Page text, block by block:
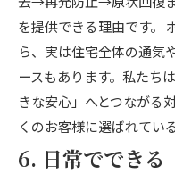
を提供できる理由です。
ら、実は住宅全体の通気
ースもあります。私たち
きな安心」へとつながる
くのお客様に選ばれてい
6. 日常でできる